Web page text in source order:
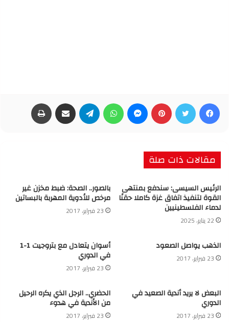
فيسبوك تويتر بينتيريست ماسنجر واتساب تيلقرام مشاركة عبر البريد
مقالات ذات صلة
الرئيس السيسى: سندفع بمنتهى
القوة لتنفيذ اتفاق غزة كاملا حقنًا
لدماء الفلسطينيين
22 يناير، 2025
بالصور.. الصحة: ضبط مخزن غير
مرخص للأدوية المهربة بالبساتين
23 فبراير، 2017
الذهب يواصل الصعود
23 فبراير، 2017
أسوان يتعادل مع بتروجيت 1-1
في الدوري
23 فبراير، 2017
البعض لا يريد أندية الصعيد في
الدوري
23 فبراير، 2017
الحضري.. الرجل الذي يكره الرحيل
من الأندية في هدوء
23 فبراير، 2017